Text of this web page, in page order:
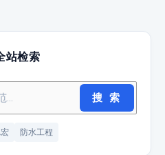
站检索
搜 索
防水工程